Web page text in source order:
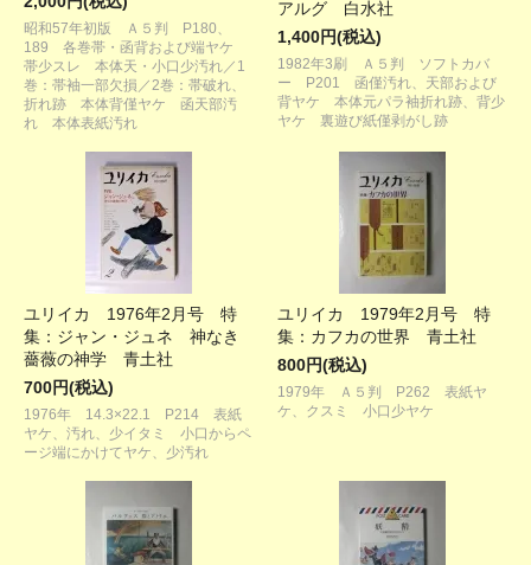
昭和57年初版 Ａ５判 P180、
189 各巻帯・函背および端ヤケ
帯少スレ 本体天・小口少汚れ／1
巻：帯袖一部欠損／2巻：帯破れ、
折れ跡 本体背僅ヤケ 函天部汚
れ 本体表紙汚れ
アルグ 白水社
1,400円(税込)
1982年3刷 Ａ５判 ソフトカバ
ー P201 函僅汚れ、天部および
背ヤケ 本体元パラ袖折れ跡、背少
ヤケ 裏遊び紙僅剥がし跡
ユリイカ 1976年2月号 特
集：ジャン・ジュネ 神なき
薔薇の神学 青土社
700円(税込)
1976年 14.3×22.1 P214 表紙
ヤケ、汚れ、少イタミ 小口からペ
ージ端にかけてヤケ、少汚れ
ユリイカ 1979年2月号 特
集：カフカの世界 青土社
800円(税込)
1979年 Ａ５判 P262 表紙ヤ
ケ、クスミ 小口少ヤケ